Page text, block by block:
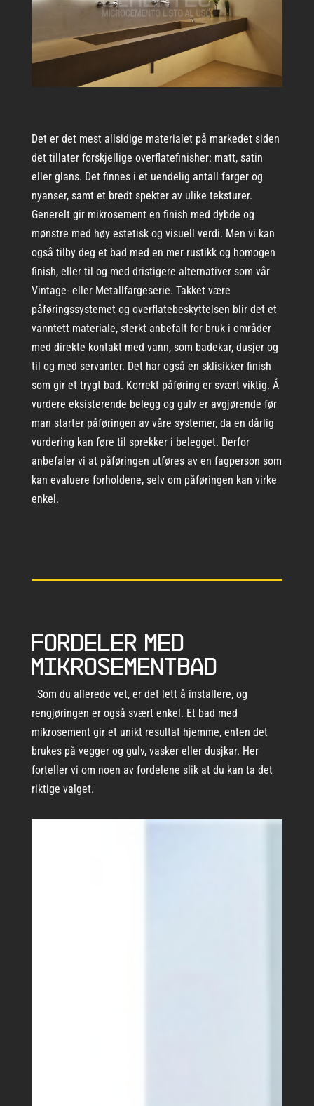
Det er det mest allsidige materialet på markedet siden
det tillater forskjellige overflatefinisher: matt, satin
eller glans. Det finnes i et uendelig antall farger og
nyanser, samt et bredt spekter av ulike teksturer.
Generelt gir mikrosement en finish med dybde og
mønstre med høy estetisk og visuell verdi. Men vi kan
også tilby deg et bad med en mer rustikk og homogen
finish, eller til og med dristigere alternativer som vår
Vintage- eller Metallfargeserie. Takket være
påføringssystemet og overflatebeskyttelsen blir det et
vanntett materiale, sterkt anbefalt for bruk i områder
med direkte kontakt med vann, som badekar, dusjer og
til og med servanter. Det har også en sklisikker finish
som gir et trygt bad. Korrekt påføring er svært viktig. Å
vurdere eksisterende belegg og gulv er avgjørende før
man starter påføringen av våre systemer, da en dårlig
vurdering kan føre til sprekker i belegget. Derfor
anbefaler vi at påføringen utføres av en fagperson som
kan evaluere forholdene, selv om påføringen kan virke
enkel.
Fordeler med
mikrosementbad
Som du allerede vet, er det lett å installere, og
rengjøringen er også svært enkel. Et bad med
mikrosement gir et unikt resultat hjemme, enten det
brukes på vegger og gulv, vasker eller dusjkar. Her
forteller vi om noen av fordelene slik at du kan ta det
riktige valget.